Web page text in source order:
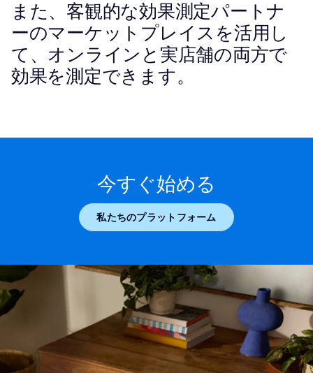
また、客観的な効果測定パートナ
ーのマーケットプレイスを活用し
て、オンラインと実店舗の両方で
効果を測定できます。
今すぐ始める
私たちのプラットフォーム